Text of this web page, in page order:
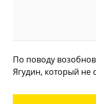
По поводу
Ягудин, который не